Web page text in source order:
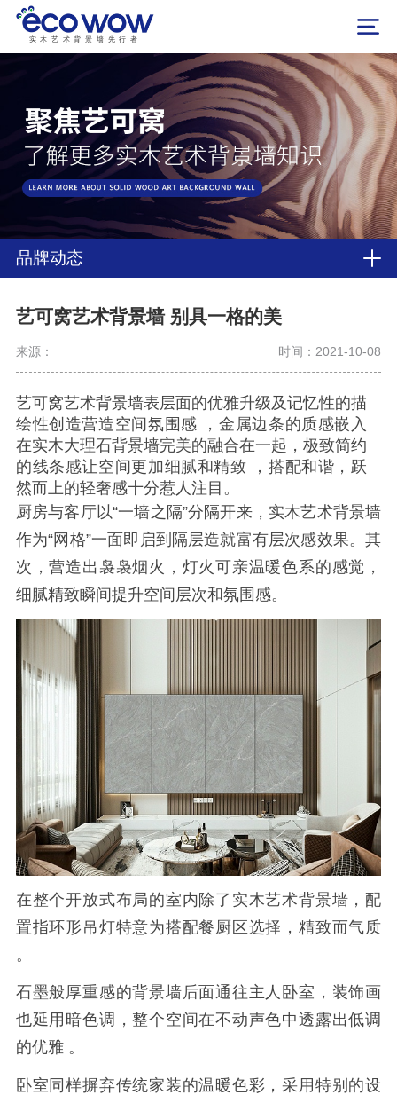
实木艺术背景墙先行者
品牌动态
艺可窝艺术背景墙 别具一格的美
来源： 时间：2021-10-08
艺可窝艺术背景墙表层面的优雅升级及记忆性的描
绘性创造营造空间氛围感 ，金属边条的质感嵌入
在实木大理石背景墙完美的融合在一起，极致简约
的线条感让空间更加细腻和精致 ，搭配和谐，跃
然而上的轻奢感十分惹人注目。
厨房与客厅以“一墙之隔”分隔开来，实木艺术背景墙
作为“网格”一面即启到隔层造就富有层次感效果。其
次，营造出袅袅烟火，灯火可亲温暖色系的感觉，
细腻精致瞬间提升空间层次和氛围感。
在整个开放式布局的室内除了实木艺术背景墙，配
置指环形吊灯特意为搭配餐厨区选择，精致而气质
。
石墨般厚重感的背景墙后面通往主人卧室，装饰画
也延用暗色调，整个空间在不动声色中透露出低调
的优雅 。
卧室同样摒弃传统家装的温暖色彩，采用特别的设